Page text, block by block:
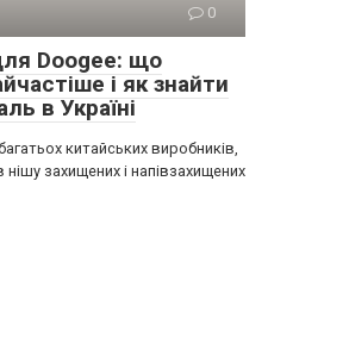
0
Doogee: що
і як знайти
в Україні
китайських виробників,
захищених і напівзахищених